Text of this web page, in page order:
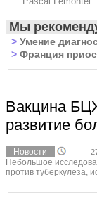
Мы
> Умение
> Франция
Вакцина
развитие
Новости
Небольшое
против туберкулеза,